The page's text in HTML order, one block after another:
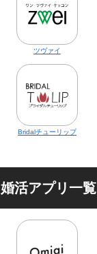
ツヴァイ
Bridalチューリップ
婚活アプリ一覧